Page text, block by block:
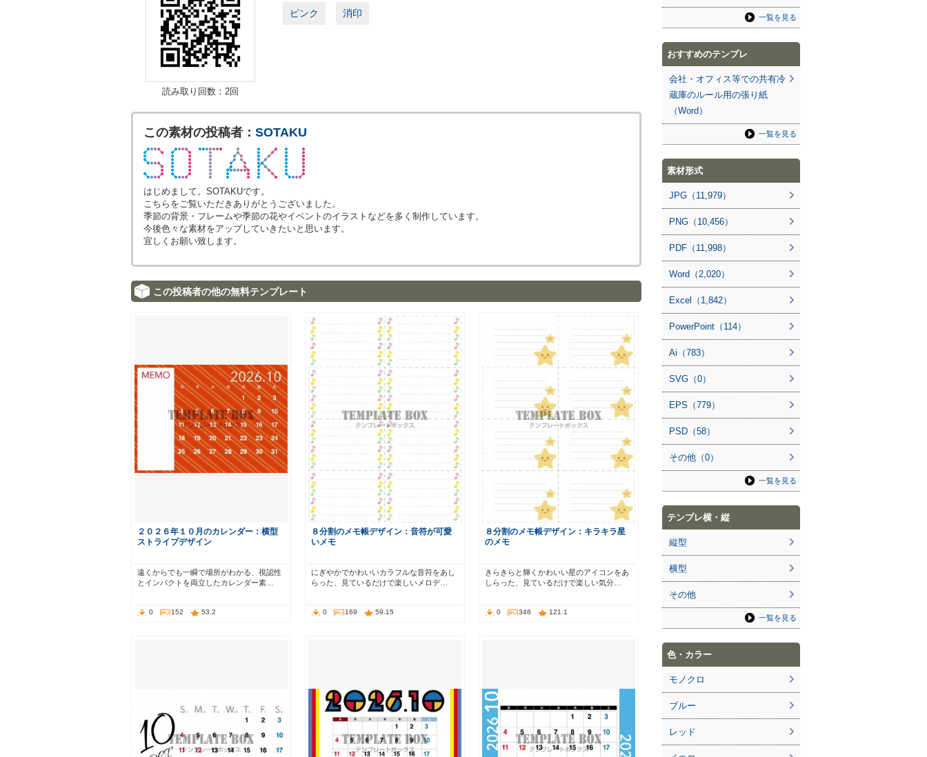
読み取り回数：2回
ピンク 消印
この素材の投稿者： SOTAKU
はじめまして。SOTAKUです。
こちらをご覧いただきありがとうございました。
季節の背景・フレームや季節の花やイベントのイラストなどを多く制作しています。
今後色々な素材をアップしていきたいと思います。
宜しくお願い致します。
この投稿者の他の無料テンプレート
２０２６年１０月のカレンダー：横型
ストライプデザイン
遠くからでも一瞬で場所がわかる、視認性
とインパクトを両立したカレンダー素…
0 152 53.2
８分割のメモ帳デザイン：音符が可愛
いメモ
にぎやかでかわいいカラフルな音符をあし
らった、見ているだけで楽しいメロデ…
0 169 59.15
８分割のメモ帳デザイン：キラキラ星
のメモ
きらきらと輝くかわいい星のアイコンをあ
しらった、見ているだけで楽しい気分…
0 346 121.1
一覧を見る
おすすめのテンプレ
会社・オフィス等での共有冷
蔵庫のルール用の張り紙
（Word）
一覧を見る
素材形式
JPG（11,979）
PNG（10,456）
PDF（11,998）
Word（2,020）
Excel（1,842）
PowerPoint（114）
Ai（783）
SVG（0）
EPS（779）
PSD（58）
その他（0）
一覧を見る
テンプレ横・縦
縦型
横型
その他
一覧を見る
色・カラー
モノクロ
ブルー
レッド